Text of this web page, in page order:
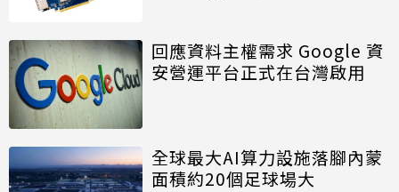
回應資料主權需求 Google 資
安營運平台正式在台灣啟用
全球最大AI算力設施落腳內蒙
面積約20個足球場大